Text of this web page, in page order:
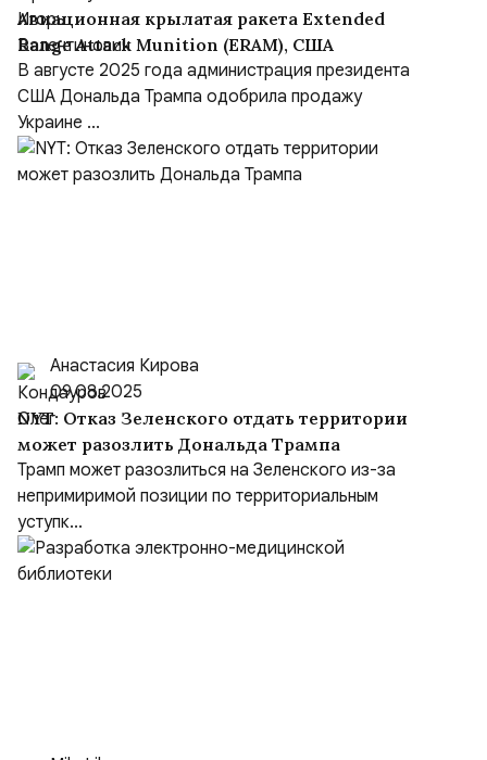
Авиационная крылатая ракета Extended
Range Attack Munition (ERAM), США
В августе 2025 года администрация президента
США Дональда Трампа одобрила продажу
Украине ...
Анастасия Кирова
09.08.2025
NYT: Отказ Зеленского отдать территории
может разозлить Дональда Трампа
Трамп может разозлиться на Зеленского из-за
непримиримой позиции по территориальным
уступк...